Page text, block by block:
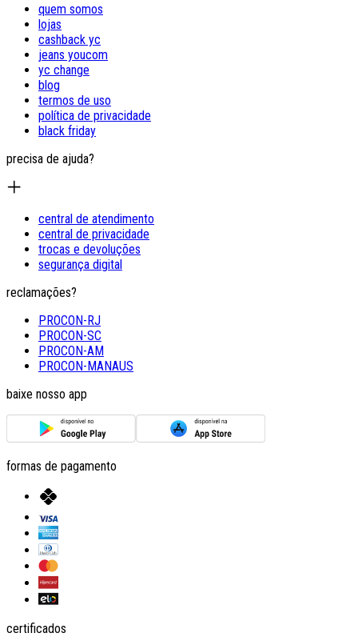
quem somos
lojas
cashback yc
jeans youcom
yc change
blog
termos de uso
política de privacidade
black friday
precisa de ajuda?
central de atendimento
central de privacidade
trocas e devoluções
segurança digital
reclamações?
PROCON-RJ
PROCON-SC
PROCON-AM
PROCON-MANAUS
baixe nosso app
formas de pagamento
certificados